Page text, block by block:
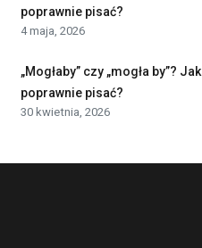
poprawnie pisać?
4 maja, 2026
„Mogłaby” czy „mogła by”? Jak
poprawnie pisać?
30 kwietnia, 2026